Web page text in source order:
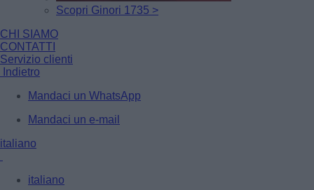
Scopri Ginori 1735 >
CHI SIAMO
CONTATTI
Servizio clienti
Indietro
Mandaci un WhatsApp
Mandaci un e-mail
italiano
italiano